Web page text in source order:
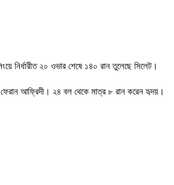
নির্ধারীত ২০ ওভার শেষে ১৪০ রান তুলেছে সিলেট।
ফেরান আফ্রিদী। ২৪ বল থেকে মাত্র ৮ রান করেন হৃদয়।